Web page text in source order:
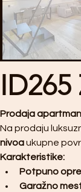
ID265
Prodaja
Na prodaju
nivoa ukupne
Karakteristike:
Potpuno
Garažno